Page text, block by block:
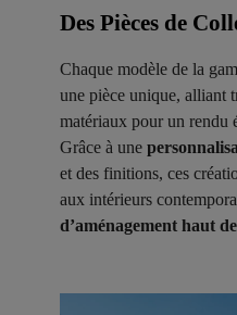
Des Pièces de
Chaque modèle de la
une pièce unique, alliant
matériaux pour un rendu
Grâce à une
et des finitions, ces
aux intérieurs
d’aménagement haut